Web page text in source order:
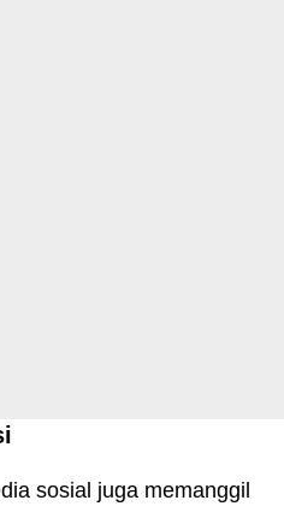
sosial juga memanggil